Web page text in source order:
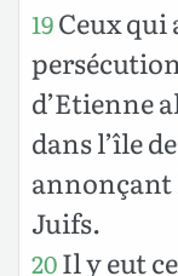
19Ceux qui
d’Etienne
dans l’île
annonçant
Juifs.
20Il y eut